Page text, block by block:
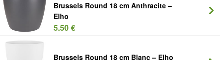
Brussels Round 18 cm Anthracite –
Elho
5.50 €
Brussels Round 18 cm Blanc – Elho